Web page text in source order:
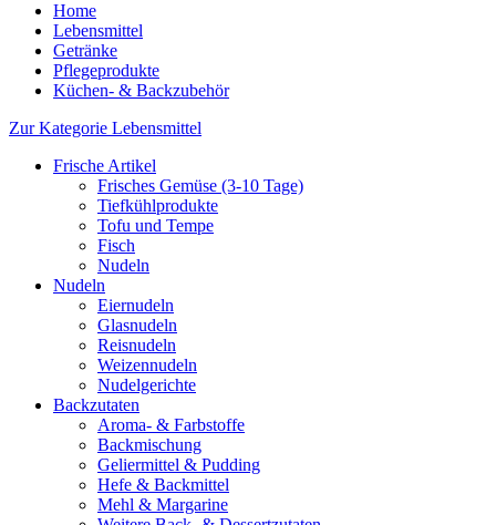
Home
Lebensmittel
Getränke
Pflegeprodukte
Küchen- & Backzubehör
Zur Kategorie Lebensmittel
Frische Artikel
Frisches Gemüse (3-10 Tage)
Tiefkühlprodukte
Tofu und Tempe
Fisch
Nudeln
Nudeln
Eiernudeln
Glasnudeln
Reisnudeln
Weizennudeln
Nudelgerichte
Backzutaten
Aroma- & Farbstoffe
Backmischung
Geliermittel & Pudding
Hefe & Backmittel
Mehl & Margarine